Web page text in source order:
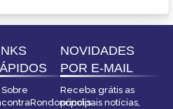
Sobre
NOVIDADES
POR E-MAIL
Receba grátis as
principais notícias,